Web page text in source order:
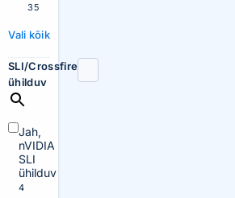
35
Vali kõik
SLI/Crossfire
ühilduv
Jah,
nVIDIA
SLI
ühilduv
4